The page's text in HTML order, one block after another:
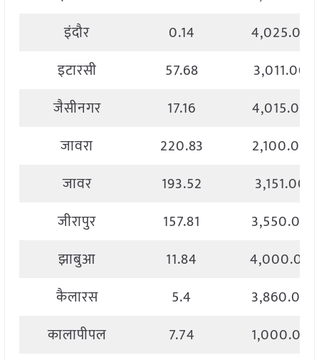
इंदौर
0.14
4,025.00
इटारसी
57.68
3,011.00
जैसीनगर
17.16
4,015.00
जावरा
220.83
2,100.00
जावर
193.52
3,151.00
जीरापुर
157.81
3,550.00
झाबुआ
11.84
4,000.00
कैलारस
5.4
3,860.00
कालापीपल
7.74
1,000.00